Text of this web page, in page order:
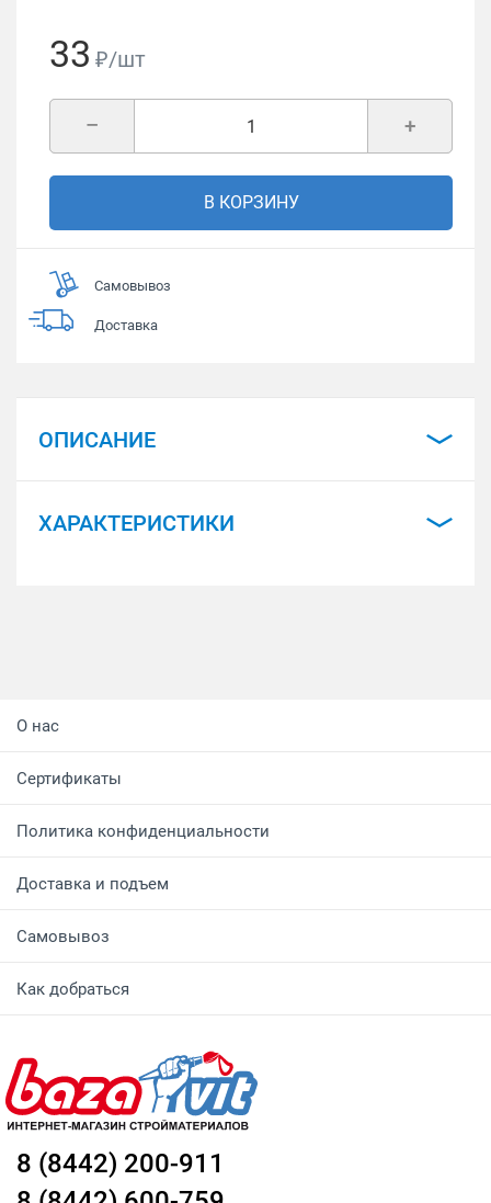
33 ₽/шт
+
–
В КОРЗИНУ
Самовывоз
Доставка
ОПИСАНИЕ
ХАРАКТЕРИСТИКИ
О нас
Сертификаты
Политика конфиденциальности
Доставка и подъем
Самовывоз
Как добраться
8 (8442) 200-911